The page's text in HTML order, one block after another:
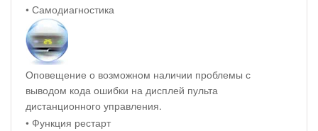
• Самодиагностика
Оповещение о возможном наличии проблемы с
выводом кода ошибки на дисплей пульта
дистанционного управления.
• Функция рестарт